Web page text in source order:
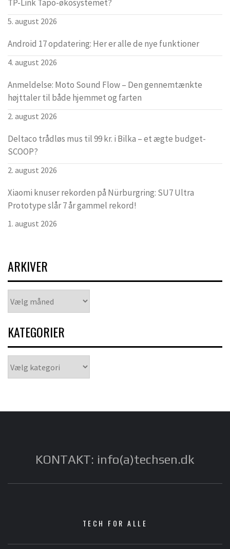
TP-Link Tapo-økosystemet?
5. august 2026
Android 17 opdatering: Her er alle de nye funktioner
4. august 2026
Anmeldelse: Moto Sound Flow – Den gennemtænkte
højttaler til både hjemmet og farten
2. august 2026
Deltaco trådløs mus til 99 kr. i Bilka – et ægte budget-
SCOOP?
2. august 2026
Xiaomi knuser rekorden på Nürburgring: SU7 Ultra
Prototype slår 7 år gammel rekord!
1. august 2026
ARKIVER
KATEGORIER
KONTAKT: info(a)techsen.dk
TECH FOR ALLE